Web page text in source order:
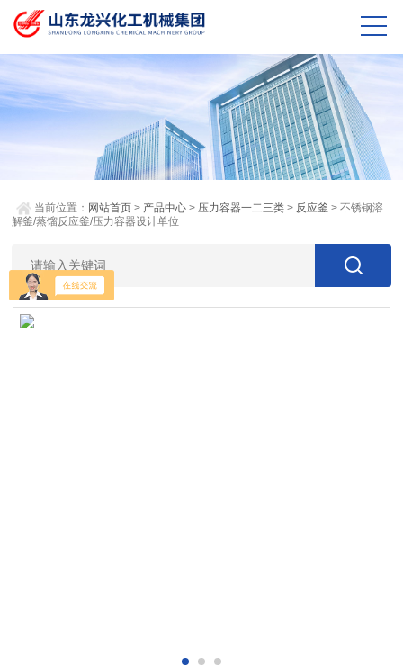
当前位置： 网站首页 > 产品中心 > 压力容器一二三类 > 反应釜 > 不锈钢溶
解釜/蒸馏反应釜/压力容器设计单位